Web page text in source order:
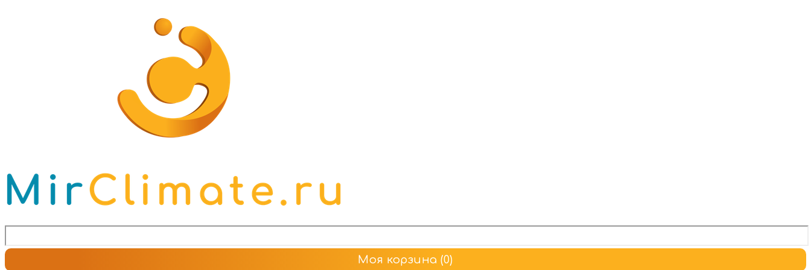
Моя корзина (0)